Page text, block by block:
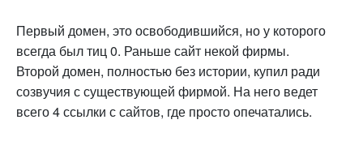
Первый домен, это освободившийся, но у которого
всегда был тиц 0. Раньше сайт некой фирмы.
Второй домен, полностью без истории, купил ради
созвучия с существующей фирмой. На него ведет
всего 4 ссылки с сайтов, где просто опечатались.